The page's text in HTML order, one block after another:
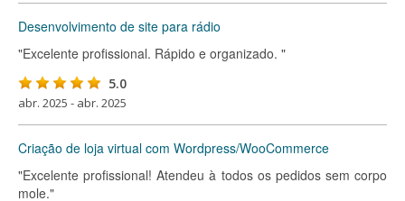
Desenvolvimento de site para rádio
"Excelente profissional. Rápido e organizado. "
5.0
abr. 2025 - abr. 2025
Criação de loja virtual com Wordpress/WooCommerce
"Excelente profissional! Atendeu à todos os pedidos sem corpo
mole."